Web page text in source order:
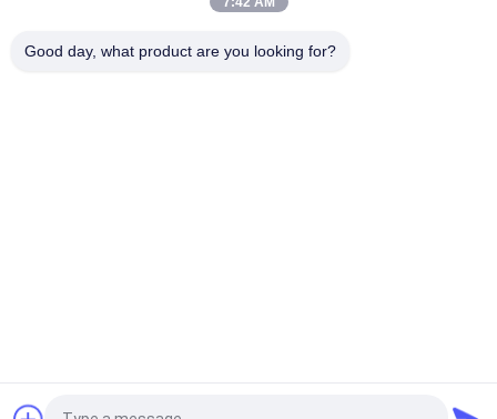
Esquadra telescópica de assento de tecido em plataforma de
Auditório
Good day, what product are you looking for?